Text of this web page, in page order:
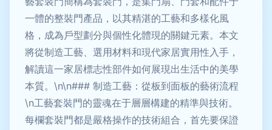
一體的整裝門產品，以其精湛的工藝和多樣化風
格，成為戶型劃分與個性化體現的關鍵元素。本文
將從制造工藝、選用材料和現代家居實用性入手，
解讀這一家居標志性部件如何展現出生活中的美學
本質。\n\n### 制造工藝：從板到面板的藝術流程
\n工藝套裝門的靈魂在于層層構建的精準與技術。
每欄套裝門都是嚴格操作的技術組合，首先要保證